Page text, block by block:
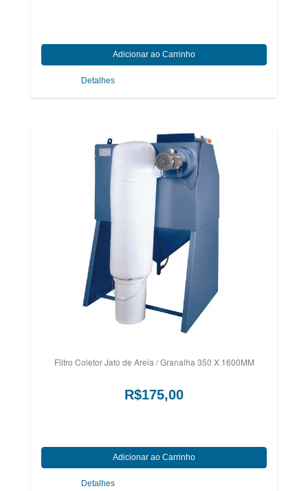
Detalhes
Filtro Coletor Jato de Areia / Granalha 350 X 1600MM
R$175,00
Detalhes